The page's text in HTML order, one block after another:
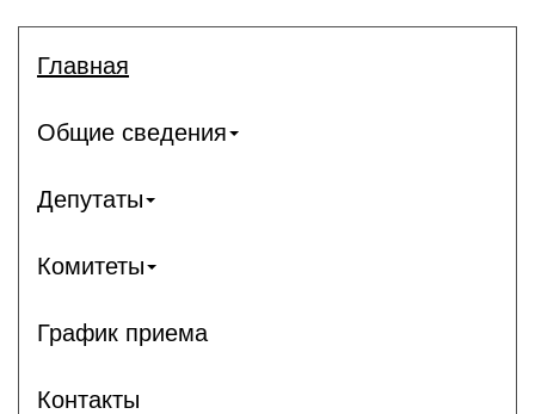
Главная
Общие сведения
Депутаты
Комитеты
График приема
Контакты